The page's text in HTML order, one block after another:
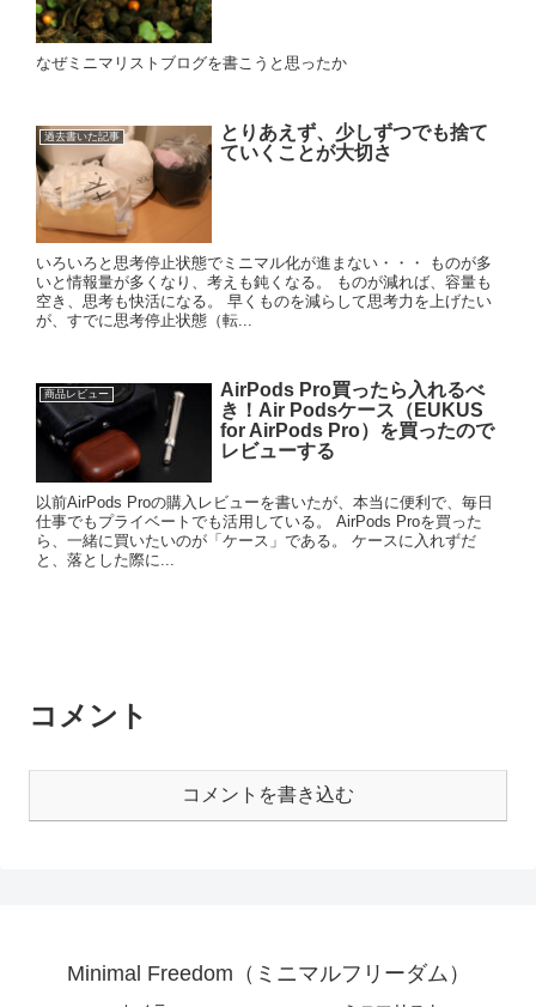
なぜミニマリストブログを書こうと思ったか
過去書いた記事
とりあえず、少しずつでも捨て
ていくことが大切さ
いろいろと思考停止状態でミニマル化が進まない・・・ ものが多
いと情報量が多くなり、考えも鈍くなる。 ものが減れば、容量も
空き、思考も快活になる。 早くものを減らして思考力を上げたい
が、すでに思考停止状態（転...
商品レビュー
AirPods Pro買ったら入れるべ
き！Air Podsケース（EUKUS
for AirPods Pro）を買ったので
レビューする
以前AirPods Proの購入レビューを書いたが、本当に便利で、毎日
仕事でもプライベートでも活用している。 AirPods Proを買った
ら、一緒に買いたいのが「ケース」である。 ケースに入れずだ
と、落とした際に...
コメント
コメントを書き込む
Minimal Freedom（ミニマルフリーダム）